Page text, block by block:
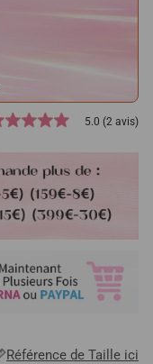
5.0 (2 avis)
Référence de Taille ici